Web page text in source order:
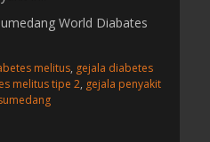
World Diabates
melitus, gejala diabetes
melitus tipe 2, gejala penyakit